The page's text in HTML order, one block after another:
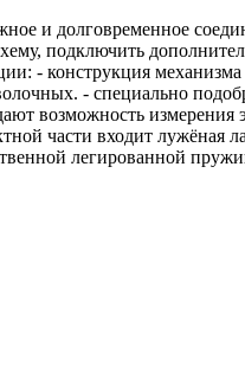
и долговременное
подключить
- конструкция
- специально
возможность
части входит
легированной